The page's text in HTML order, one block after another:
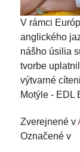
V rámci
anglického
nášho úsilia
tvorbe
výtvarné
Motýle - EDL
Zverejnené v
Označené v